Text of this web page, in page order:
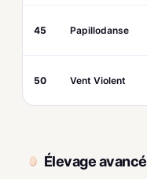
45 Papillodanse
50 Vent Violent
Élevage avancé